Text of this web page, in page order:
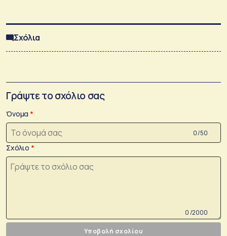
Σχόλια
Γράψτε το σχόλιο σας
Όνομα
0 /50
Σχόλιο
0 /2000
Υποβολή σχολίου